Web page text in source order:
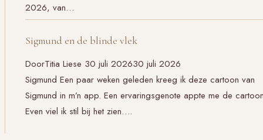
2026, van…
Sigmund en de blinde vlek
DoorTitia Liese 30 juli 202630 juli 2026
Sigmund Een paar weken geleden kreeg ik deze cartoon van
Sigmund in m’n app. Een ervaringsgenote appte me de
Even viel ik stil bij het zien….